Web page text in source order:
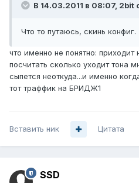
В 14.03.2011 в 08:07, 2bit
Что то путаюсь, скинь конфиг.
что именно не понятно:
посчитать сколько уходит тона
сыпется неоткуда...и именно
тот траффик на БРИДЖ1
Вставить ник Цитата
SSD